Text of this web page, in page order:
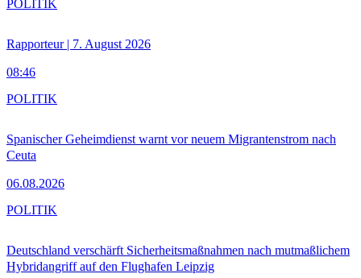
Rapporteur | 7. August 2026
08:46
POLITIK
Spanischer Geheimdienst warnt vor neuem Migrantenstrom nach
Ceuta
06.08.2026
POLITIK
Deutschland verschärft Sicherheitsmaßnahmen nach mutmaßlichem
Hybridangriff auf den Flughafen Leipzig
POLITIK